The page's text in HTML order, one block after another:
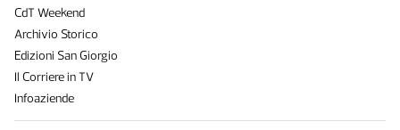
CdT Weekend
Archivio Storico
Edizioni San Giorgio
Il Corriere in TV
Infoaziende